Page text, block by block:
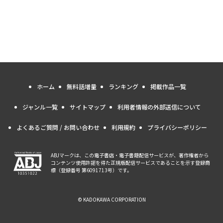
ホーム 無料話増量 ランキング 掲載作品一覧
ジャンル一覧 サイトマップ 利用者情報の外部送信について
よくあるご質問 / お問い合わせ 利用規約 プライバシーポリシー
ABJマークは、この電子書店・電子書籍配信サービスが、著作権者から
コンテンツ使用許諾を得た正規版配信サービスであることを示す登録商
標（登録番号 第6091713号）です。
© KADOKAWA CORPORATION